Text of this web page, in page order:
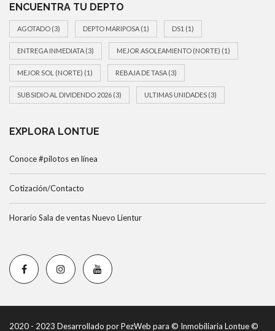
ENCUENTRA TU DEPTO
AGOTADO (3) DEPTO MARIPOSA (1) DS1 (1)
ENTREGA INMEDIATA (3) MEJOR ASOLEAMIENTO (NORTE) (1)
MEJOR SOL (NORTE) (1) REBAJA DE TASA (3)
SUBSIDIO AL DIVIDENDO 2026 (3) ULTIMAS UNIDADES (3)
EXPLORA LONTUE
Conoce #pilotos en línea
Cotización/Contacto
Horario Sala de ventas Nuevo Lientur
2020 - 2023 Desarrollado por PezWeb para © Inmobiliaria Lontue ©